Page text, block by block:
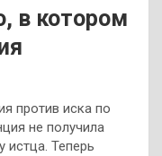
в котором
против иска по
не получила
истца. Теперь